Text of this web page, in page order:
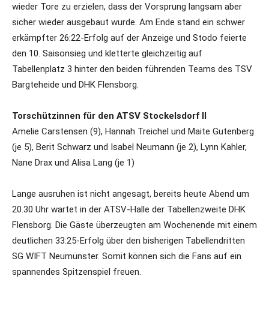
wieder Tore zu erzielen, dass der Vorsprung langsam aber
sicher wieder ausgebaut wurde. Am Ende stand ein schwer
erkämpfter 26:22-Erfolg auf der Anzeige und Stodo feierte
den 10. Saisonsieg und kletterte gleichzeitig auf
Tabellenplatz 3 hinter den beiden führenden Teams des TSV
Bargteheide und DHK Flensborg.
Torschützinnen für den ATSV Stockelsdorf II
Amelie Carstensen (9), Hannah Treichel und Maite Gutenberg
(je 5), Berit Schwarz und Isabel Neumann (je 2), Lynn Kahler,
Nane Drax und Alisa Lang (je 1)
Lange ausruhen ist nicht angesagt, bereits heute Abend um
20.30 Uhr wartet in der ATSV-Halle der Tabellenzweite DHK
Flensborg. Die Gäste überzeugten am Wochenende mit einem
deutlichen 33:25-Erfolg über den bisherigen Tabellendritten
SG WIFT Neumünster. Somit können sich die Fans auf ein
spannendes Spitzenspiel freuen.